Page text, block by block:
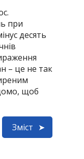
при
десять
– це не так
щоб
Зміст